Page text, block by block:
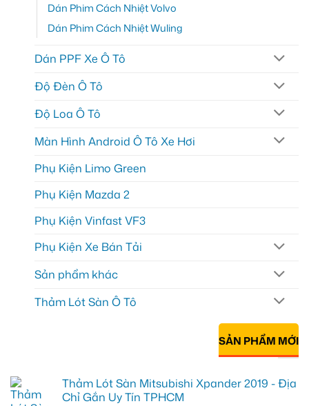
Dán Phim Cách Nhiệt Volvo
Dán Phim Cách Nhiệt Wuling
Dán PPF Xe Ô Tô
Độ Đèn Ô Tô
Độ Loa Ô Tô
Màn Hình Android Ô Tô Xe Hơi
Phụ Kiện Limo Green
Phụ Kiện Mazda 2
Phụ Kiện Vinfast VF3
Phụ Kiện Xe Bán Tải
Sản phẩm khác
Thảm Lót Sàn Ô Tô
SẢN PHẨM MỚI
Thảm Lót Sàn Mitsubishi Xpander 2019 - Địa
Chỉ Gắn Uy Tín TPHCM